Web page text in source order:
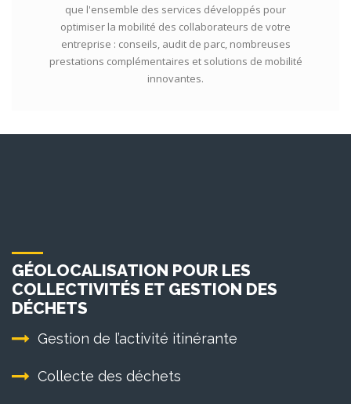
que l'ensemble des services développés pour
optimiser la mobilité des collaborateurs de votre
entreprise : conseils, audit de parc, nombreuses
prestations complémentaires et solutions de mobilité
innovantes.
GÉOLOCALISATION POUR LES
COLLECTIVITÉS ET GESTION DES
DÉCHETS
Gestion de l’activité itinérante
Collecte des déchets